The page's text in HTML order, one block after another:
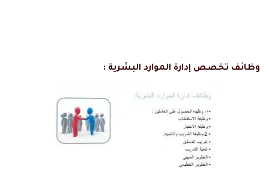
وظائف تخصص إدارة الموارد البشرية :